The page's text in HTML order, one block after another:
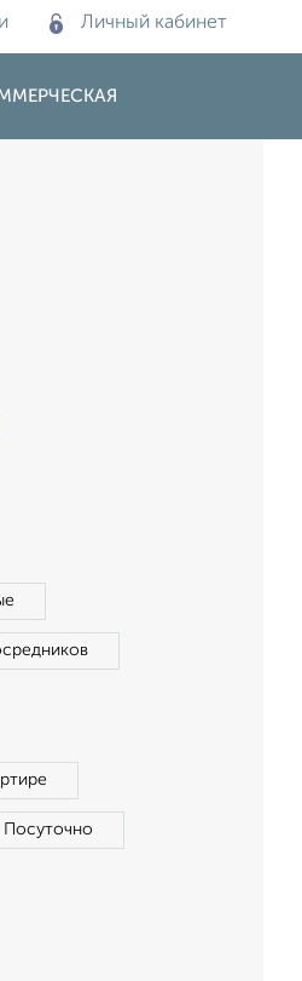
Личный кабинет
Посуточно